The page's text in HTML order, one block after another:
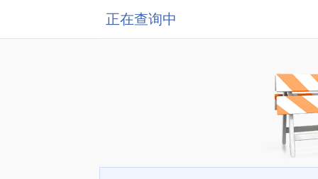
正在查询中